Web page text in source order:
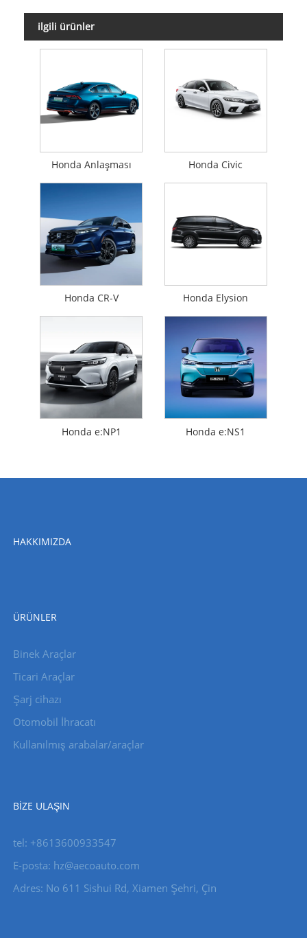
ilgili ürünler
Honda Anlaşması Honda Civic
Honda CR-V Honda Elysion
Honda e:NP1 Honda e:NS1
HAKKIMIZDA
ÜRÜNLER
Binek Araçlar
Ticari Araçlar
Şarj cihazı
Otomobil İhracatı
Kullanılmış arabalar/araçlar
BIZE ULAŞIN
tel: +8613600933547
E-posta: hz@aecoauto.com
Adres: No 611 Sishui Rd, Xiamen Şehri, Çin